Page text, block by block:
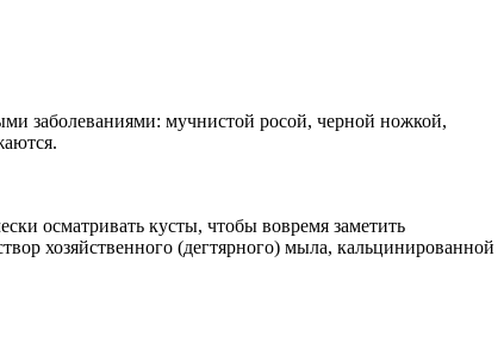
заболеваниями: мучнистой росой, черной ножкой,
осматривать кусты, чтобы вовремя заметить
хозяйственного (дегтярного) мыла, кальцинированной